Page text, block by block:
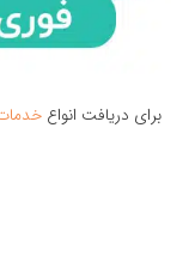
برای دریافت انواع